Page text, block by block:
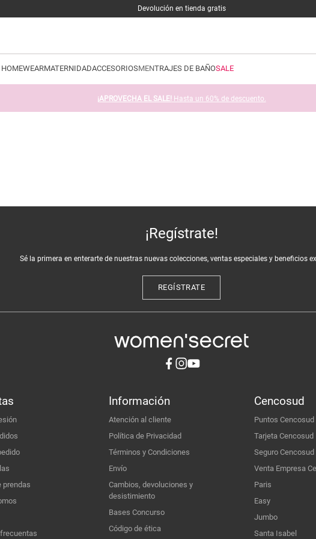
Devolución en tienda gratis
MATERNIDADACCESORIOSMENTRAJES DE BAÑOSALE
¡APROVECHA EL SALE! Hasta un 60% de descuento.
¡Regístrate!
Sé la primera en enterarte de nuestras nuevas colecciones, ventas especiales y beneficios
REGÍSTRATE
prendas
Información
Atención al cliente
Política de Privacidad
Términos y Condiciones
Envío
Cambios, devoluciones y
desistimiento
Bases Concurso
Código de ética
Cencosud
Puntos Cencosud
Tarjeta Cencosud
Seguro Cencosud
Venta Empresa
Paris
Easy
Jumbo
Santa Isabel